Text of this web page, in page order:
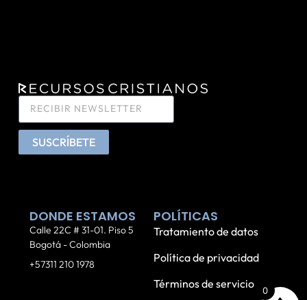
SUSCRÍBETE
DONDE ESTAMOS
Calle 22C # 31-01. Piso 5
Bogotá - Colombia
+57311 210 1978
POLÍTICAS
Tratamiento de datos
Política de privacidad
Términos de servicio
0